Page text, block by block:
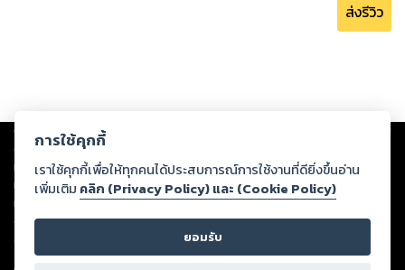
ส่งรีวิว
Copyright © 2026
ต่อผลงานหรือเนื้อหาใดที่อัปโหลดผ่านเว็บไซต์และปรากฏว่าละเมิดสิทธิใน
ทรัพย์สินทางปัญญาของบุคคลอื่นหรือขัดต่อกฎหมายและศีลธรรม ดังนั้น ผู้อ่าน
ทุกท่านโปรดใช้วิจารณญาณในการกลั่นกรองด้วยตนเอง และหากท่านพบว่าส่วน
หนึ่งส่วนใดขัดต่อกฎหมายและศีลธรรม กรุณาแจ้งมายังบริษัท เพื่อทีมงานจะได้
ดำเนินการในทันที ทั้งนี้ ทางสตอรี่ล็อกขอสงวนลิขสิทธิ์ตามพระราชบัญญัติ
ลิขสิทธิ์ พ.ศ. 2537 (ฉบับล่าสุด)
การใช้คุกกี้
เราใช้คุกกี้เพื่อให้ทุกคนได้ประสบการณ์การใช้งานที่ดียิ่งขึ้นอ่าน
เพิ่มเติม คลิก (Privacy Policy) และ (Cookie Policy)
ยอมรับ